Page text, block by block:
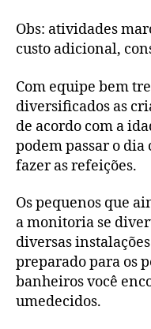
Obs: atividades
custo adicional,
Com equipe bem
diversificados as
de acordo com a
podem passar o dia
fazer as refeições.
Os pequenos que
a monitoria se
diversas
preparado para os
banheiros você
umedecidos.